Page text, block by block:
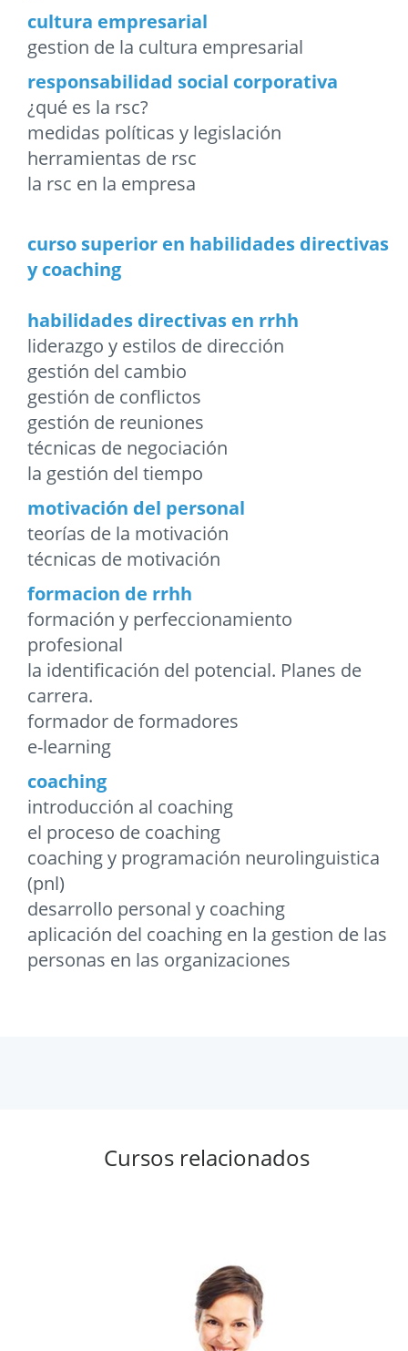
cultura empresarial
gestion de la cultura empresarial
responsabilidad social corporativa
¿qué es la rsc?
medidas políticas y legislación
herramientas de rsc
la rsc en la empresa
curso superior en habilidades directivas
y coaching
habilidades directivas en rrhh
liderazgo y estilos de dirección
gestión del cambio
gestión de conflictos
gestión de reuniones
técnicas de negociación
la gestión del tiempo
motivación del personal
teorías de la motivación
técnicas de motivación
formacion de rrhh
formación y perfeccionamiento
profesional
la identificación del potencial. Planes de
carrera.
formador de formadores
e-learning
coaching
introducción al coaching
el proceso de coaching
coaching y programación neurolinguistica
(pnl)
desarrollo personal y coaching
aplicación del coaching en la gestion de las
personas en las organizaciones
Cursos relacionados